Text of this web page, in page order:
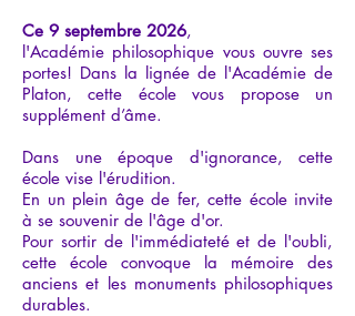
Ce 9 septembre 2026,
l'Académie philosophique vous ouvre ses
portes! Dans la lignée de l'Académie de
Platon, cette école vous propose un
supplément d’âme.
Dans une époque d'ignorance, cette
école vise l'érudition.
En un plein âge de fer, cette école invite
à se souvenir de l'âge d'or.
Pour sortir de l'immédiateté et de l'oubli,
cette école convoque la mémoire des
anciens et les monuments philosophiques
durables.